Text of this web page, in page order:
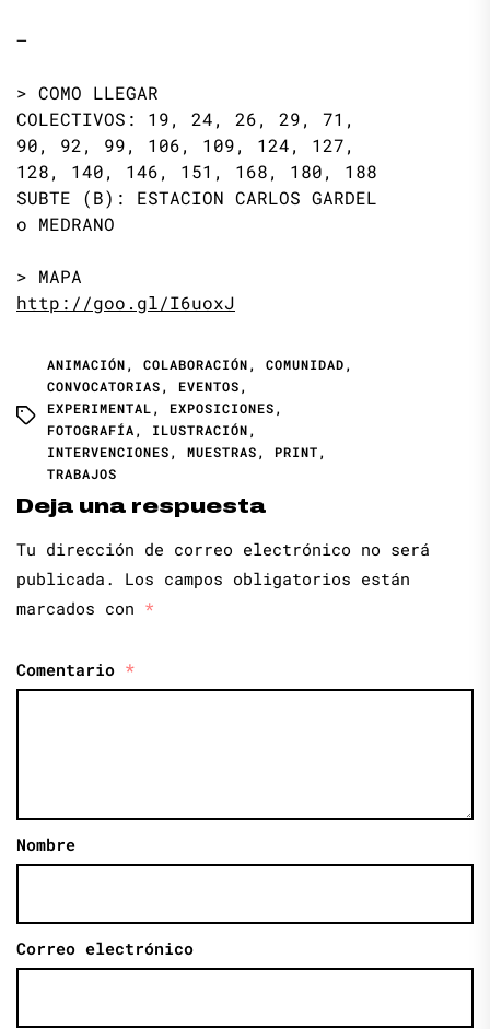
—
> COMO LLEGAR
COLECTIVOS: 19, 24, 26, 29, 71,
90, 92, 99, 106, 109, 124, 127,
128, 140, 146, 151, 168, 180, 188
SUBTE (B): ESTACION CARLOS GARDEL
o MEDRANO
> MAPA
http://goo.gl/I6uoxJ
ANIMACIÓN, COLABORACIÓN, COMUNIDAD,
CONVOCATORIAS, EVENTOS,
EXPERIMENTAL, EXPOSICIONES,
FOTOGRAFÍA, ILUSTRACIÓN,
INTERVENCIONES, MUESTRAS, PRINT,
TRABAJOS
Deja una respuesta
Tu dirección de correo electrónico no será
publicada.
Los campos obligatorios están
marcados con *
Comentario *
Nombre
Correo electrónico